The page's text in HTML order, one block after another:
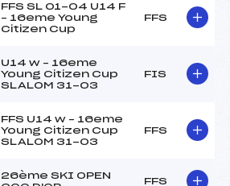
FFS SL 01-04 U14 F
– 16eme Young
Citizen Cup
FFS
U14 w – 16eme
Young Citizen Cup
SLALOM 31-03
FIS
FFS U14 w – 16eme
Young Citizen Cup
SLALOM 31-03
FFS
26ème SKI OPEN
FFS